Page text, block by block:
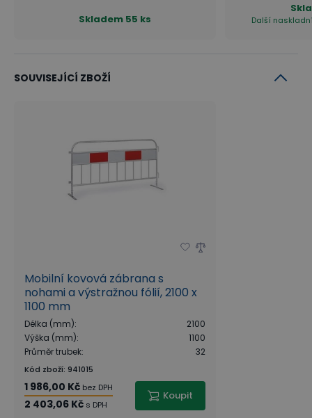
Skladem 55 ks Další
SOUVISEJÍCÍ ZBOŽÍ
Mobilní kovová zábrana s
nohami a výstražnou fólií, 2100 x
1100 mm
Délka (mm):
2100
Výška (mm):
1100
Průměr trubek: 32
Kód zboží: 941015
1 986,00 Kč bez DPH
2 403,06 Kč s DPH
Koupit